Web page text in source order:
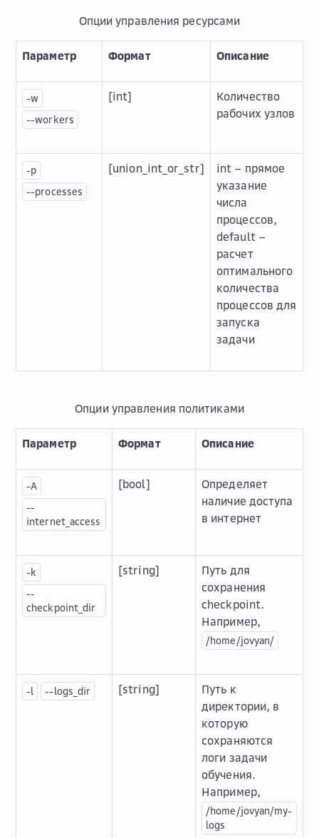
Опции управления ресурсами
Параметр Формат Описание
-w
--workers
[int]
Количество
рабочих узлов
-p
--processes
[union_int_or_str]
int – прямое
указание
числа
процессов,
default –
расчет
оптимального
количества
процессов для
запуска
задачи
Опции управления политиками
Параметр Формат Описание
-A
--
internet_access
[bool]
Определяет
наличие доступа
в интернет
-k
--
checkpoint_dir
[string]
Путь для
сохранения
checkpoint.
Например,
/home/jovyan/
-l --logs_dir [string]
Путь к
директории, в
которую
сохраняются
логи задачи
обучения.
Например,
/home/jovyan/my-
logs